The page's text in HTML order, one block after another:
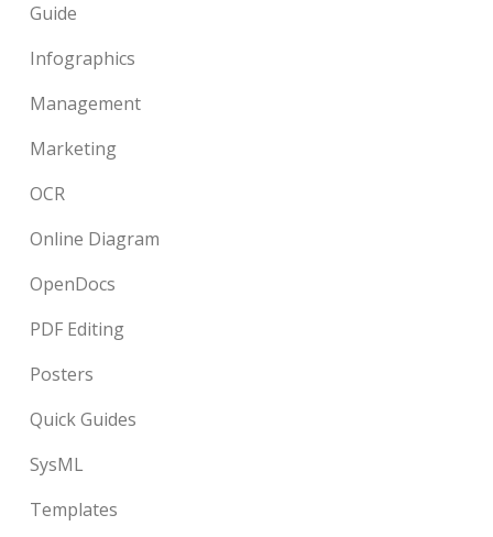
Guide
Infographics
Management
Marketing
OCR
Online Diagram
OpenDocs
PDF Editing
Posters
Quick Guides
SysML
Templates